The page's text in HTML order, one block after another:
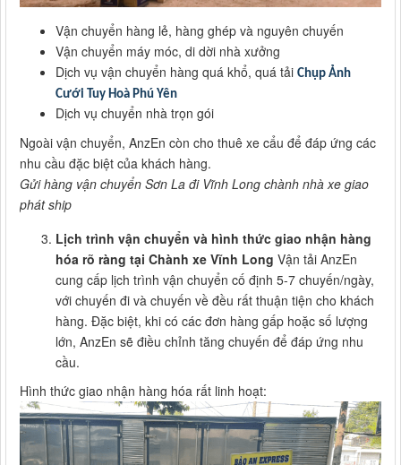
Vận chuyển hàng lẻ, hàng ghép và nguyên chuyến
Vận chuyển máy móc, di dời nhà xưởng
Dịch vụ vận chuyển hàng quá khổ, quá tải Chụp Ảnh
Cưới Tuy Hoà Phú Yên
Dịch vụ chuyển nhà trọn gói
Ngoài vận chuyển, AnzEn còn cho thuê xe cẩu để đáp ứng các
nhu cầu đặc biệt của khách hàng.
Gửi hàng vận chuyển Sơn La đi Vĩnh Long chành nhà xe giao
phát ship
Lịch trình vận chuyển và hình thức giao nhận hàng
hóa rõ ràng tại Chành xe Vĩnh Long Vận tải AnzEn
cung cấp lịch trình vận chuyển cố định 5-7 chuyến/ngày,
với chuyến đi và chuyến về đều rất thuận tiện cho khách
hàng. Đặc biệt, khi có các đơn hàng gấp hoặc số lượng
lớn, AnzEn sẽ điều chỉnh tăng chuyến để đáp ứng nhu
cầu.
Hình thức giao nhận hàng hóa rất linh hoạt: